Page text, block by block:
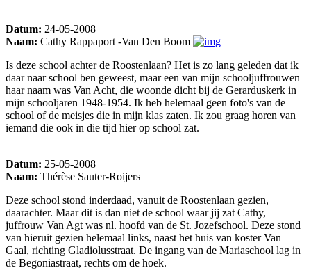
Datum: 24-05-2008
Naam: Cathy Rappaport -Van Den Boom
Is deze school achter de Roostenlaan? Het is zo lang geleden dat ik
daar naar school ben geweest, maar een van mijn schooljuffrouwen
haar naam was Van Acht, die woonde dicht bij de Gerarduskerk in
mijn schooljaren 1948-1954. Ik heb helemaal geen foto's van de
school of de meisjes die in mijn klas zaten. Ik zou graag horen van
iemand die ook in die tijd hier op school zat.
Datum: 25-05-2008
Naam: Thérèse Sauter-Roijers
Deze school stond inderdaad, vanuit de Roostenlaan gezien,
daarachter. Maar dit is dan niet de school waar jij zat Cathy,
juffrouw Van Agt was nl. hoofd van de St. Jozefschool. Deze stond
van hieruit gezien helemaal links, naast het huis van koster Van
Gaal, richting Gladiolusstraat. De ingang van de Mariaschool lag in
de Begoniastraat, rechts om de hoek.